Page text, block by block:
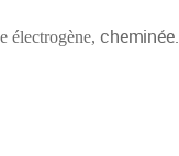
électrogène, cheminée.